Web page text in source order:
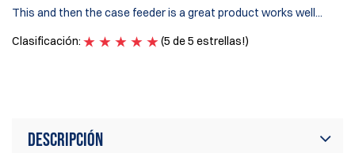
This and then the case feeder is a great product works well...
Clasificación:
(5 de 5 estrellas!)
Descripción